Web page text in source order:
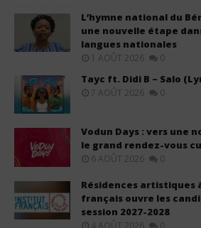
L’hymne national du
une nouvelle étape
langues nationales
1 AOÛT 2026 0
Tayc ft. Didi B – Salo
7 AOÛT 2026 0
Vodun Days : vers une
le grand rendez-vous
6 AOÛT 2026 0
Résidences artistiques
français ouvre les
session 2027-2028
4 AOÛT 2026 0